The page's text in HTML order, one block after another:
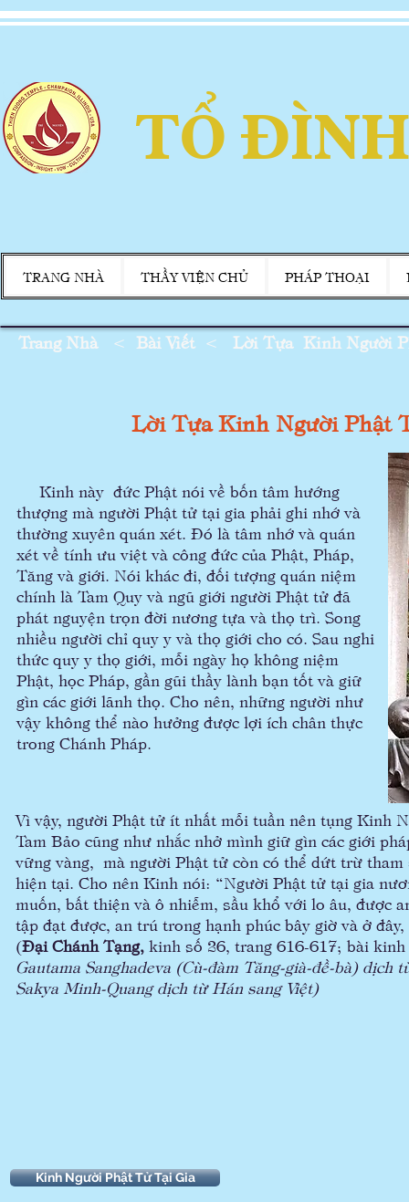
TỔ
TRANG NHÀ THẦY VIỆN CHỦ PHÁP THOẠI
Trang Nhà < Bài Viết < Lời Tựa Kinh Người
Lời Tựa Kinh Người Phật
Kinh này đức Phật nói về bốn tâm hướng
thượng mà người Phật tử tại gia phải ghi nhớ và
thường xuyên quán xét. Đó là tâm nhớ và quán
xét về tính ưu việt và công đức của Phật, Pháp,
Tăng và giới. Nói khác đi, đối tượng quán niệm
chính là Tam Quy và ngũ giới người Phật tử đã
phát nguyện trọn đời nương tựa và thọ trì. Song
nhiều người chỉ quy y và thọ giới cho có. Sau nghi
thức quy y thọ giới, mỗi ngày họ không niệm
Phật, học Pháp, gần gũi thầy lành bạn tốt và giữ
gìn các giới lãnh thọ. Cho nên, những người như
vậy không thể nào hưởng được lợi ích chân thực
trong Chánh Pháp.
Vì vậy, người Phật tử ít nhất mỗi tuần nên tụng Kinh
Tam Bảo cũng như nhắc nhở mình giữ gìn các giới
vững vàng, mà người Phật tử còn có thể dứt trừ
hiện tại. Cho nên Kinh nói: “Người Phật tử tại gia
muốn, bất thiện và ô nhiễm, sầu khổ với lo âu,
tập đạt được, an trú trong hạnh phúc bây giờ và ở
(Đại Chánh Tạng, kinh số 26, trang 616-617; bài
Gautama Sanghadeva (Cù-đàm Tăng-già-đề-bà) dịch
Sakya Minh-Quang dịch từ Hán sang Việt)
Kinh Người Phật Tử Tại Gia